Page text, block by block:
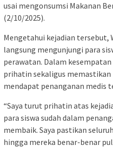
usai mengonsumsi Makanan
(2/10/2025).
Mengetahui kejadian tersebut,
langsung mengunjungi para
perawatan. Dalam
prihatin sekaligus memastikan
mendapat penanganan medis
“Saya turut prihatin atas
para siswa sudah dalam
membaik. Saya pastikan
hingga mereka benar-benar